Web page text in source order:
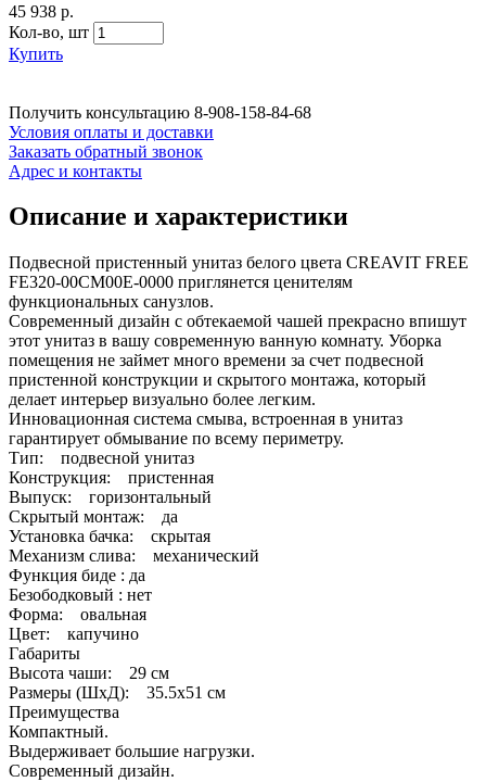
45 938 р.
Кол-во, шт
Купить
Получить консультацию 8-908-158-84-68
Условия оплаты и доставки
Заказать обратный звонок
Адрес и контакты
Описание и характеристики
Подвесной пристенный унитаз белого цвета CREAVIT FREE
FE320-00CM00E-0000 приглянется ценителям
функциональных санузлов.
Современный дизайн с обтекаемой чашей прекрасно впишут
этот унитаз в вашу современную ванную комнату. Уборка
помещения не займет много времени за счет подвесной
пристенной конструкции и скрытого монтажа, который
делает интерьер визуально более легким.
Инновационная система смыва, встроенная в унитаз
гарантирует обмывание по всему периметру.
Тип: подвесной унитаз
Конструкция: пристенная
Выпуск: горизонтальный
Скрытый монтаж: да
Установка бачка: скрытая
Механизм слива: механический
Функция биде : да
Безободковый : нет
Форма: овальная
Цвет: капучино
Габариты
Высота чаши: 29 см
Размеры (ШхД): 35.5x51 см
Преимущества
Компактный.
Выдерживает большие нагрузки.
Современный дизайн.